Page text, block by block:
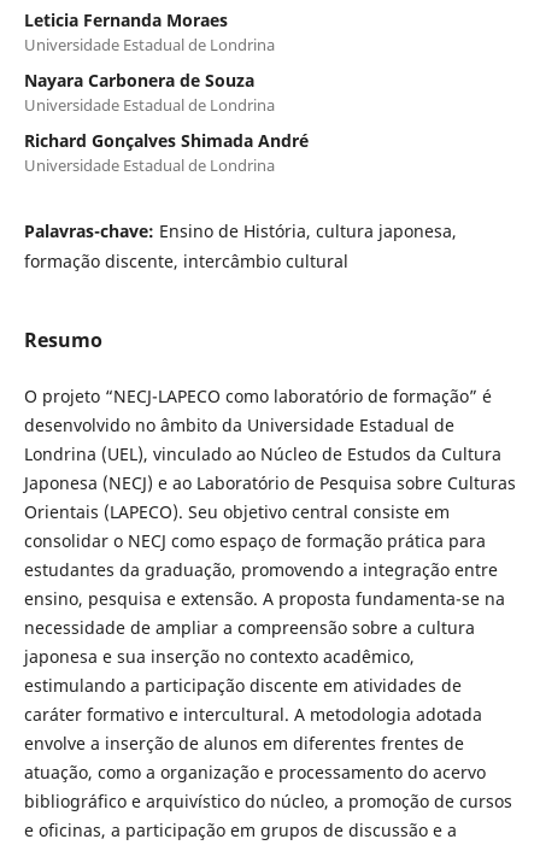
Leticia Fernanda Moraes
Universidade Estadual de Londrina
Nayara Carbonera de Souza
Universidade Estadual de Londrina
Richard Gonçalves Shimada André
Universidade Estadual de Londrina
Palavras-chave: Ensino de História, cultura japonesa,
formação discente, intercâmbio cultural
Resumo
O projeto “NECJ-LAPECO como laboratório de formação” é
desenvolvido no âmbito da Universidade Estadual de
Londrina (UEL), vinculado ao Núcleo de Estudos da Cultura
Japonesa (NECJ) e ao Laboratório de Pesquisa sobre Culturas
Orientais (LAPECO). Seu objetivo central consiste em
consolidar o NECJ como espaço de formação prática para
estudantes da graduação, promovendo a integração entre
ensino, pesquisa e extensão. A proposta fundamenta-se na
necessidade de ampliar a compreensão sobre a cultura
japonesa e sua inserção no contexto acadêmico,
estimulando a participação discente em atividades de
caráter formativo e intercultural. A metodologia adotada
envolve a inserção de alunos em diferentes frentes de
atuação, como a organização e processamento do acervo
bibliográfico e arquivístico do núcleo, a promoção de cursos
e oficinas, a participação em grupos de discussão e a